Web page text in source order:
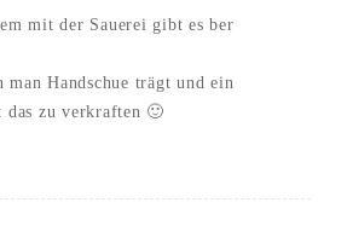
mit der Sauerei gibt es ber
man Handschue trägt und ein
zu verkraften 🙂